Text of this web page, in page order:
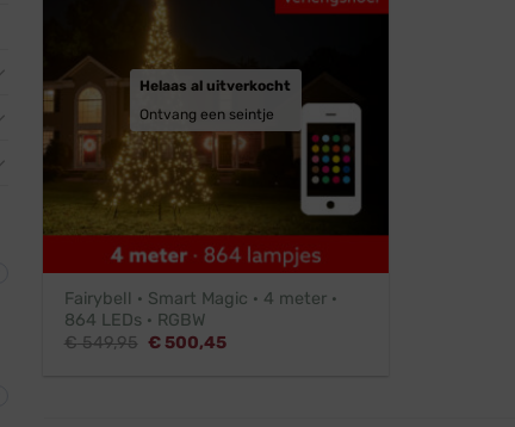
Helaas al uitverkocht
Ontvang een seintje
Fairybell · Smart Magic · 4 meter ·
864 LEDs · RGBW
€549,95 Oorspronkelijke
€500,45Huidige